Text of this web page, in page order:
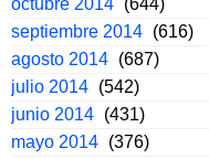
octubre 2014 (644)
septiembre 2014 (616)
agosto 2014 (687)
julio 2014 (542)
junio 2014 (431)
mayo 2014 (376)